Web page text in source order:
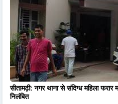
सीतामढ़ी: नगर थाना से संदिग्ध महिला फरार
निलंबित